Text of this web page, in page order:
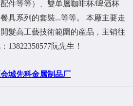
件等等）、雙单層咖啡杯/啤酒杯
具系列的套裝...等等。 本厰主要走
髮高工藝技術範圍的産品，主销往
13822358577阮先生！
城先科金属制品厂